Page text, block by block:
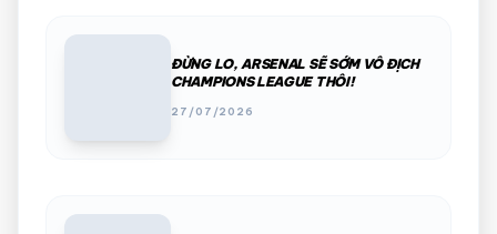
ĐỪNG LO, ARSENAL SẼ SỚM VÔ ĐỊCH
CHAMPIONS LEAGUE THÔI!
27/07/2026